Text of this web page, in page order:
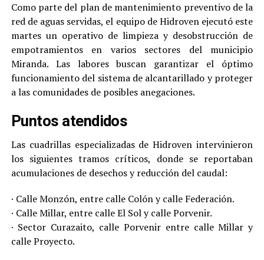
Como parte del plan de mantenimiento preventivo de la
red de aguas servidas, el equipo de Hidroven ejecutó este
martes un operativo de limpieza y desobstrucción de
empotramientos en varios sectores del municipio
Miranda. Las labores buscan garantizar el óptimo
funcionamiento del sistema de alcantarillado y proteger
a las comunidades de posibles anegaciones.
Puntos atendidos
Las cuadrillas especializadas de Hidroven intervinieron
los siguientes tramos críticos, donde se reportaban
acumulaciones de desechos y reducción del caudal:
· Calle Monzón, entre calle Colón y calle Federación.
· Calle Millar, entre calle El Sol y calle Porvenir.
· Sector Curazaito, calle Porvenir entre calle Millar y
calle Proyecto.